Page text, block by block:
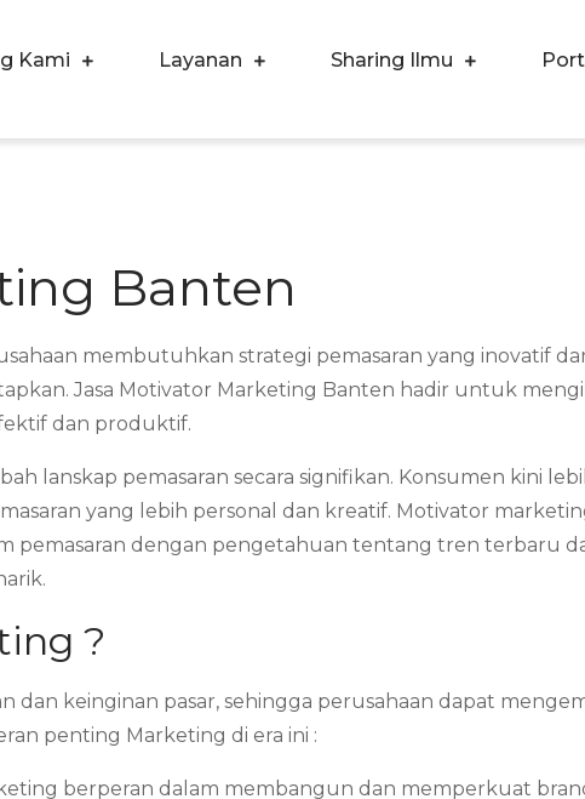
Kami Layanan Sharing Ilmu
Banten
membutuhkan strategi pemasaran yang inovatif
Jasa Motivator Marketing Banten hadir untuk
dan produktif.
lanskap pemasaran secara signifikan. Konsumen kini
yang lebih personal dan kreatif. Motivator
pemasaran dengan pengetahuan tentang tren terbaru
?
keinginan pasar, sehingga perusahaan dapat
penting Marketing di era ini :
berperan dalam membangun dan memperkuat